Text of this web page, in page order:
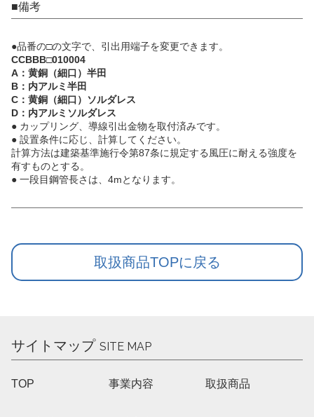
■備考
●品番の□の文字で、引出用端子を変更できます。
CCBBB□010004
A：黄銅（細口）半田
B：内アルミ半田
C：黄銅（細口）ソルダレス
D：内アルミソルダレス
● カップリング、導線引出金物を取付済みです。
● 設置条件に応じ、計算してください。
計算方法は建築基準施行令第87条に規定する風圧に耐える強度を
有すものとする。
● 一段目鋼管長さは、4mとなります。
取扱商品TOPに戻る
サイトマップ SITE MAP
TOP 事業内容 取扱商品